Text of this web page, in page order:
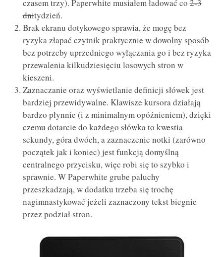
czasem trzy). Paperwhite musiałem ładować co2-3
dnitydzień.
Brak ekranu dotykowego sprawia, że mogę bez
ryzyka złapać czytnik praktycznie w dowolny sposób
bez potrzeby uprzedniego wyłączania go i bez ryzyka
przewalenia kilkudziesięciu losowych stron w
kieszeni.
Zaznaczanie oraz wyświetlanie definicji słówek jest
bardziej przewidywalne. Klawisze kursora działają
bardzo płynnie (i z minimalnym opóźnieniem), dzięki
czemu dotarcie do każdego słówka to kwestia
sekundy, góra dwóch, a zaznaczenie notki (zarówno
początek jak i koniec) jest funkcją domyślną
centralnego przycisku, więc robi się to szybko i
sprawnie. W Paperwhite grube paluchy
przeszkadzają, w dodatku trzeba się trochę
nagimnastykować jeżeli zaznaczony tekst biegnie
przez podział stron.